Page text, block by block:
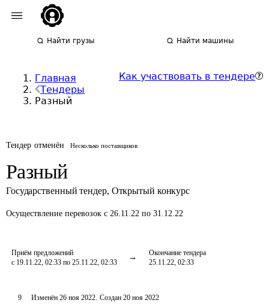
Найти грузы Найти машины
Главная
Тендеры
Разный
Как участвовать в тендере
Тендер отменён Несколько поставщиков
Разный
Государственный тендер, Открытый конкурс
Осуществление перевозок с 26.11.22 по 31.12.22
Приём предложений
с 19.11.22, 02:33 по 25.11.22, 02:33
Окончание тендера
25.11.22, 02:33
9 Изменён 26 ноя 2022. Создан 20 ноя 2022